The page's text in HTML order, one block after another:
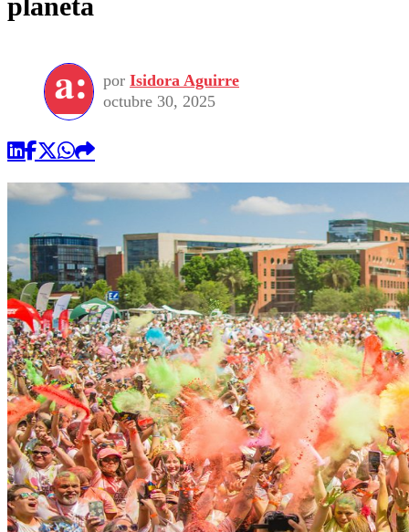
por Isidora Aguirre
octubre 30, 2025